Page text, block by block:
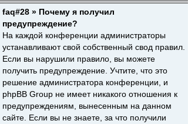
faq#28 » Почему я получил
предупреждение?
На каждой конференции администраторы
устанавливают свой собственный свод правил.
Если вы нарушили правило, вы можете
получить предупреждение. Учтите, что это
решение администратора конференции, и
phpBB Group не имеет никакого отношения к
предупреждениям, вынесенным на данном
сайте. Если вы не знаете, за что получили